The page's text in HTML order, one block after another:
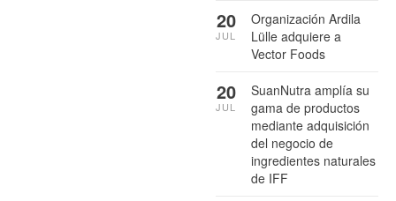
Organización Ardila
Lülle adquiere a
Vector Foods
20
JUL
SuanNutra amplía su
gama de productos
mediante adquisición
del negocio de
ingredientes naturales
de IFF
20
JUL